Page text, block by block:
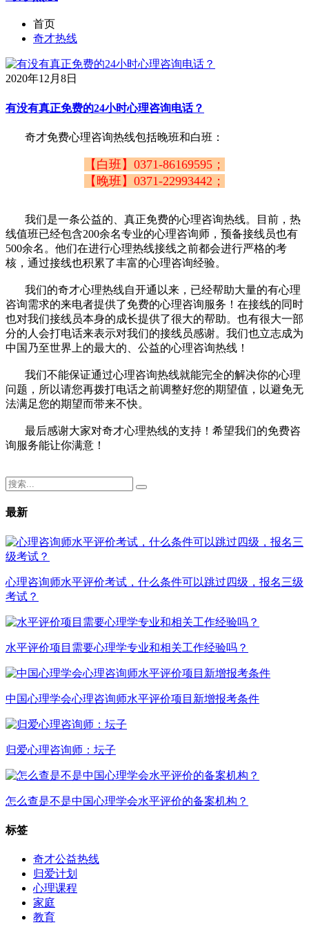
首页
奇才热线
2020年12月8日
有没有真正免费的24小时心理咨询电话？
奇才免费心理咨询热线包括晚班和白班：
【白班】0371-86169595；
【晚班】0371-22993442；
我们是一条公益的、真正免费的心理咨询热线。目前，热
线值班已经包含200余名专业的心理咨询师，预备接线员也有
500余名。他们在进行心理热线接线之前都会进行严格的考
核，通过接线也积累了丰富的心理咨询经验。
我们的奇才心理热线自开通以来，已经帮助大量的有心理
咨询需求的来电者提供了免费的心理咨询服务！在接线的同时
也对我们接线员本身的成长提供了很大的帮助。也有很大一部
分的人会打电话来表示对我们的接线员感谢。我们也立志成为
中国乃至世界上的最大的、公益的心理咨询热线！
我们不能保证通过心理咨询热线就能完全的解决你的心理
问题，所以请您再拨打电话之前调整好您的期望值，以避免无
法满足您的期望而带来不快。
最后感谢大家对奇才心理热线的支持！希望我们的免费咨
询服务能让你满意！
最新
心理咨询师水平评价考试，什么条件可以跳过四级，报名三级
考试？
水平评价项目需要心理学专业和相关工作经验吗？
中国心理学会心理咨询师水平评价项目新增报考条件
归爱心理咨询师：坛子
怎么查是不是中国心理学会水平评价的备案机构？
标签
奇才公益热线
归爱计划
心理课程
家庭
教育